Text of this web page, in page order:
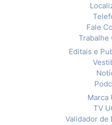
Fale
Trabalhe
Editais e
Marca
TV
Validador de